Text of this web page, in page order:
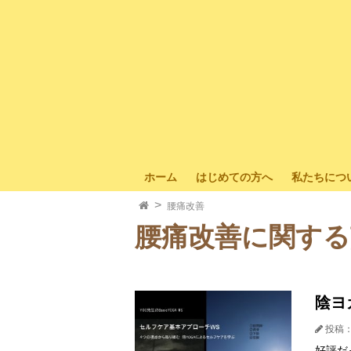
ホーム はじめての方へ 私たちにつ
腰痛改善
腰痛改善に関す
陰
投稿